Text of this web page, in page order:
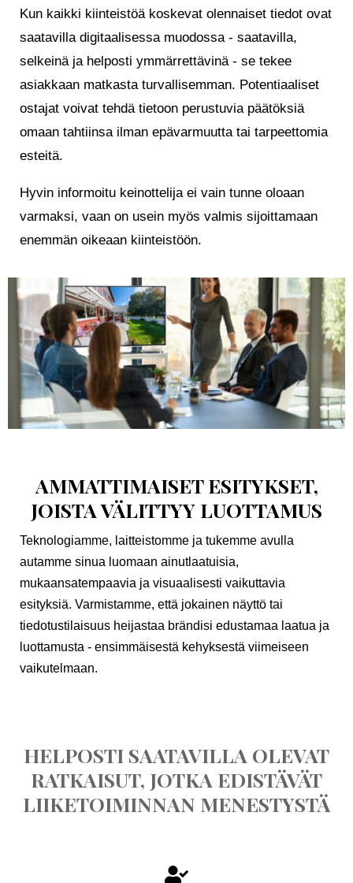
Kun kaikki kiinteistöä koskevat olennaiset tiedot ovat
saatavilla digitaalisessa muodossa - saatavilla,
selkeinä ja helposti ymmärrettävinä - se tekee
asiakkaan matkasta turvallisemman. Potentiaaliset
ostajat voivat tehdä tietoon perustuvia päätöksiä
omaan tahtiinsa ilman epävarmuutta tai tarpeettomia
esteitä.
Hyvin informoitu keinottelija ei vain tunne oloaan
varmaksi, vaan on usein myös valmis sijoittamaan
enemmän oikeaan kiinteistöön.
AMMATTIMAISET ESITYKSET,
JOISTA VÄLITTYY LUOTTAMUS
Teknologiamme, laitteistomme ja tukemme avulla
autamme sinua luomaan ainutlaatuisia,
mukaansatempaavia ja visuaalisesti vaikuttavia
esityksiä. Varmistamme, että jokainen näyttö tai
tiedotustilaisuus heijastaa brändisi edustamaa laatua ja
luottamusta - ensimmäisestä kehyksestä viimeiseen
vaikutelmaan.
HELPOSTI SAATAVILLA OLEVAT
RATKAISUT, JOTKA EDISTÄVÄT
LIIKETOIMINNAN MENESTYSTÄ